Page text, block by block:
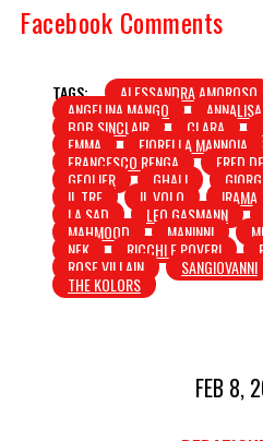
Facebook Comments
TAGS: ALESSANDRA AMOROSO
ANGELINA MANGO ANNALISA
BOB SINCLAIR CLARA
EMMA FIORELLA MANNOIA
FRANCESCO RENGA FRED
GEOLIER GHALI
IL TRE IL VOLO IRAMA
LA SAD LEO GASMANN
MAHMOOD MANINNI
NEK RICCHI E POVERI
ROSE VILLAIN SANGIOVANNI
THE KOLORS
FEB 8,